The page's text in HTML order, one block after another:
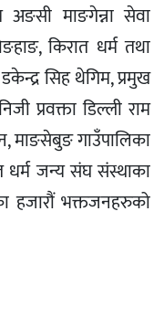
अङसी माङगेन्ना सेवा
किरात धर्म तथा
सिह थेगिम, प्रमुख
प्रवक्ता डिल्ली राम
माङसेबुङ गाउँपालिका
धर्म जन्य संघ संस्थाका
हजारौं भक्तजनहरुको